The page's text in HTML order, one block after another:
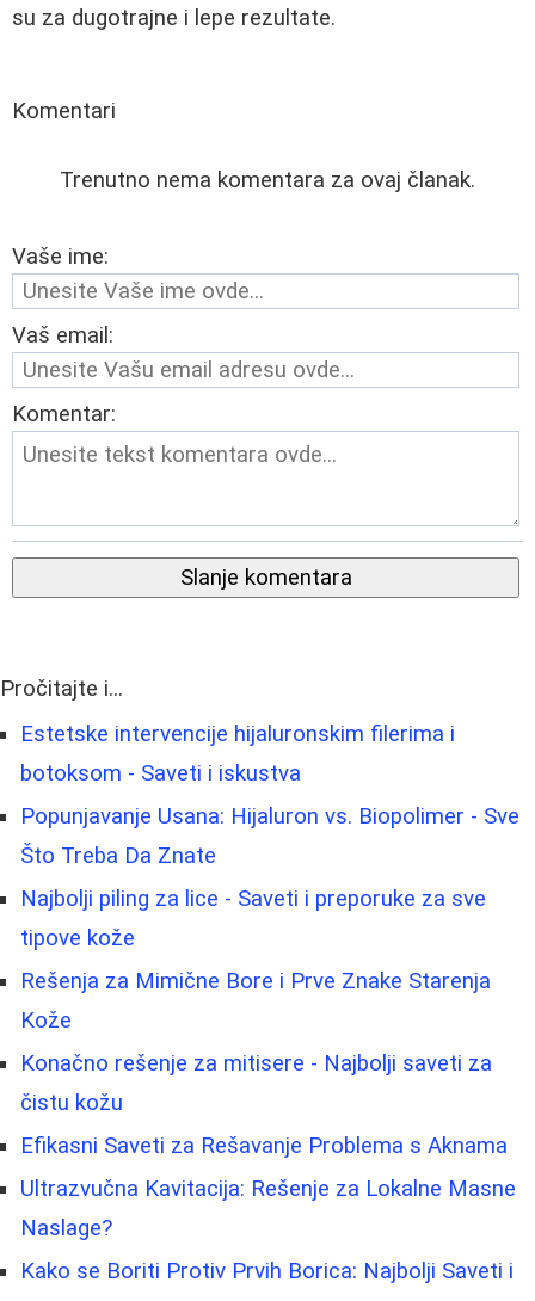
su za dugotrajne i lepe rezultate.
Komentari
Trenutno nema komentara za ovaj članak.
Vaše ime:
Vaš email:
Komentar:
Slanje komentara
Pročitajte i...
Estetske intervencije hijaluronskim filerima i
botoksom - Saveti i iskustva
Popunjavanje Usana: Hijaluron vs. Biopolimer - Sve
Što Treba Da Znate
Najbolji piling za lice - Saveti i preporuke za sve
tipove kože
Rešenja za Mimične Bore i Prve Znake Starenja
Kože
Konačno rešenje za mitisere - Najbolji saveti za
čistu kožu
Efikasni Saveti za Rešavanje Problema s Aknama
Ultrazvučna Kavitacija: Rešenje za Lokalne Masne
Naslage?
Kako se Boriti Protiv Prvih Borica: Najbolji Saveti i